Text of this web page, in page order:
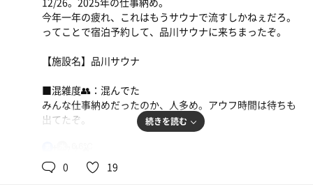
今年一年の疲れ、これはもうサウナで流すしかねぇだろ。
ってことで宿泊予約して、品川サウナに来ちまったぞ。
【施設名】品川サウナ
■混雑度👥：混んでた
みんな仕事納めだったのか、人多め。アウフ時間は待ちも
出てたぞ。
ZENとKUUの2つ。今回はZENのみ。
20人以上入れそうな大箱サウナで、2時間ごとにアウフあ
続きを読む
0 19